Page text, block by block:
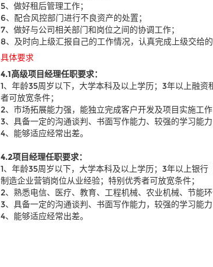
5、做好租后管理工作；
6、配合风控部门进行不良资产的处置；
7、做好与公司相关部门和岗位之间的协调工作；
8、及时向上级汇报自己的工作情况，认真完成上级交给的
具体要求
4.1高级项目经理任职要求：
1、年龄35周岁以下，大学本科及以上学历；3年以上融
者可放宽条件；
2、市场拓展能力强，能独立完成客户开发及项目实施工
3、具备一定的沟通谈判、书面写作能力、较强的学习能力
4、能够适应经常出差。
4.2项目经理任职要求：
1、年龄35周岁以下，大学本科及以上学历；3年以上银
制造企业营销岗位从业经验；特别优秀者可放宽条件；
2、熟悉电信、医疗、教育、工程机械、农业机械、节能
3、具备一定的沟通谈判、书面写作能力，较强的学习能力
4、能够适应经常出差。